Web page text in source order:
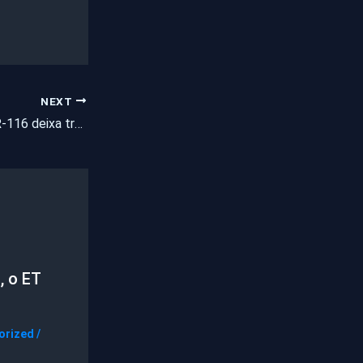
NEXT
Capotamento na BR-116 deixa três jovens em estado grave no Ceará
o ET
/